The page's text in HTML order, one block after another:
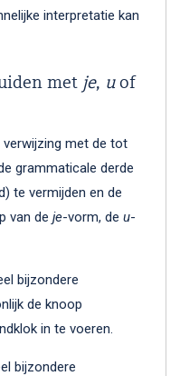
interpretatie kan
met je, u of
met de tot
grammaticale derde
te vermijden en de
van de je-vorm, de u-
bijzondere
de knoop
in te voeren.
bijzondere